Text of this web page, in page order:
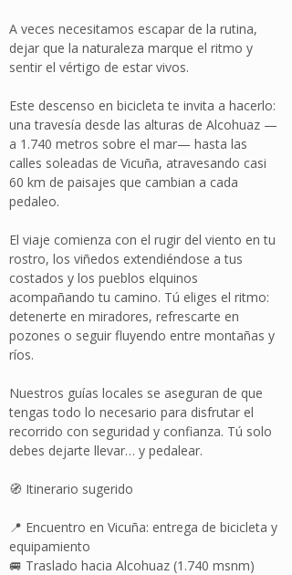
A veces necesitamos escapar de la rutina,
dejar que la naturaleza marque el ritmo y
sentir el vértigo de estar vivos.
Este descenso en bicicleta te invita a hacerlo:
una travesía desde las alturas de Alcohuaz —
a 1.740 metros sobre el mar— hasta las
calles soleadas de Vicuña, atravesando casi
60 km de paisajes que cambian a cada
pedaleo.
El viaje comienza con el rugir del viento en tu
rostro, los viñedos extendiéndose a tus
costados y los pueblos elquinos
acompañando tu camino. Tú eliges el ritmo:
detenerte en miradores, refrescarte en
pozones o seguir fluyendo entre montañas y
ríos.
Nuestros guías locales se aseguran de que
tengas todo lo necesario para disfrutar el
recorrido con seguridad y confianza. Tú solo
debes dejarte llevar… y pedalear.
🧭 Itinerario sugerido
📍 Encuentro en Vicuña: entrega de bicicleta y
equipamiento
🚐 Traslado hacia Alcohuaz (1.740 msnm)